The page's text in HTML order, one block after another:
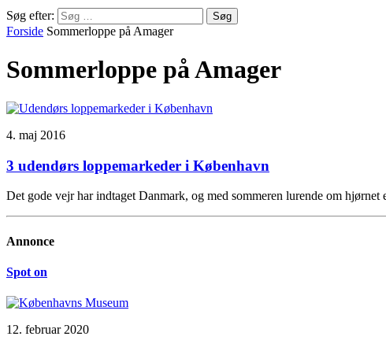
Søg efter:
Forside Sommerloppe på Amager
Sommerloppe på Amager
4. maj 2016
3 udendørs loppemarkeder i København
Det gode vejr har indtaget Danmark, og med sommeren lurende om
Annonce
Spot on
12. februar 2020